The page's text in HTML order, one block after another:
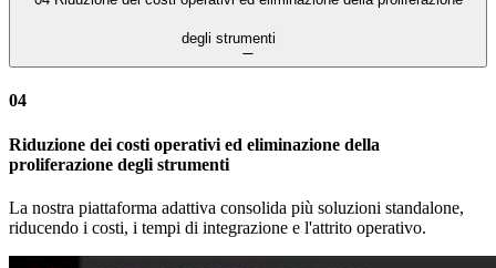
degli strumenti
04
Riduzione dei costi operativi ed eliminazione della
proliferazione degli strumenti
La nostra piattaforma adattiva consolida più soluzioni standalone,
riducendo i costi, i tempi di integrazione e l'attrito operativo.